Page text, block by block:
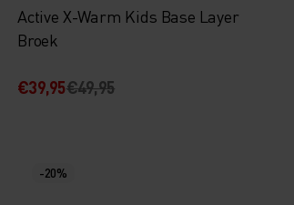
Active X-Warm Kids Base Layer
Broek
€39,95€49,95
-20%